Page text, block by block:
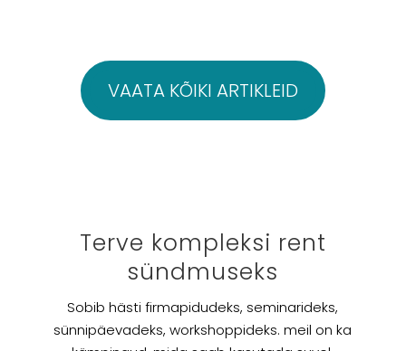
VAATA KÕIKI ARTIKLEID
Terve kompleksi rent
sündmuseks
Sobib hästi firmapidudeks, seminarideks,
sünnipäevadeks, workshoppideks. meil on ka